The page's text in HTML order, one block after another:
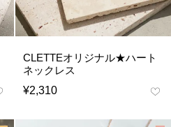
CLETTEオリジナル★ハート
ネックレス
¥2,310